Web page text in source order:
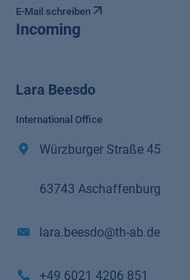
E-Mail schreiben
Incoming
Lara Beesdo
International Office
Würzburger Straße 45
63743 Aschaffenburg
lara.beesdo@th-ab.de
+49 6021 4206 851